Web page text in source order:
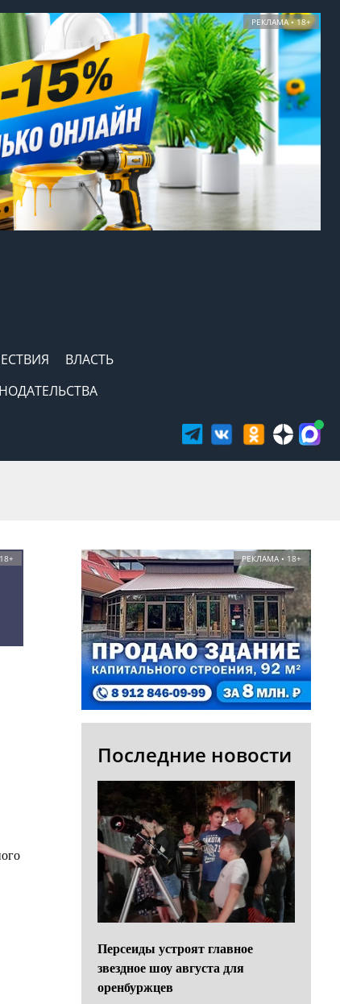
РЕКЛАМА • 18+
ВЛАСТЬ
РЕКЛАМА • 18+
Последние новости
Персеиды устроят главное
звездное шоу августа для
оренбуржцев